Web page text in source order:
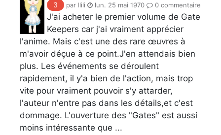
3
par Ilili lun. 25 mai 1970 0 commentaire
J'ai acheter le premier volume de Gate
Keepers car j'ai vraiment apprécier
l'anime. Mais c'est une des rare œuvres à
m'avoir déçue à ce point.J'en attendais bien
plus. Les événements se déroulent
rapidement, il y'a bien de l'action, mais trop
vite pour vraiment pouvoir s'y attarder,
l'auteur n'entre pas dans les détails,et c'est
dommage. L'ouverture des "Gates" est aussi
moins intéressante que ...